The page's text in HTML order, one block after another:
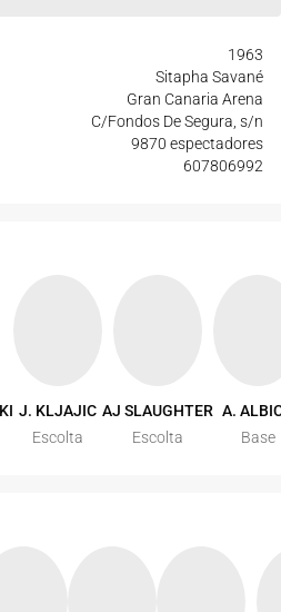
1963
Sitapha Savané
Gran Canaria Arena
C/Fondos De Segura, s/n
9870 espectadores
607806992
J. KLJAJIC
Escolta
AJ SLAUGHTER
Escolta
A.
Base